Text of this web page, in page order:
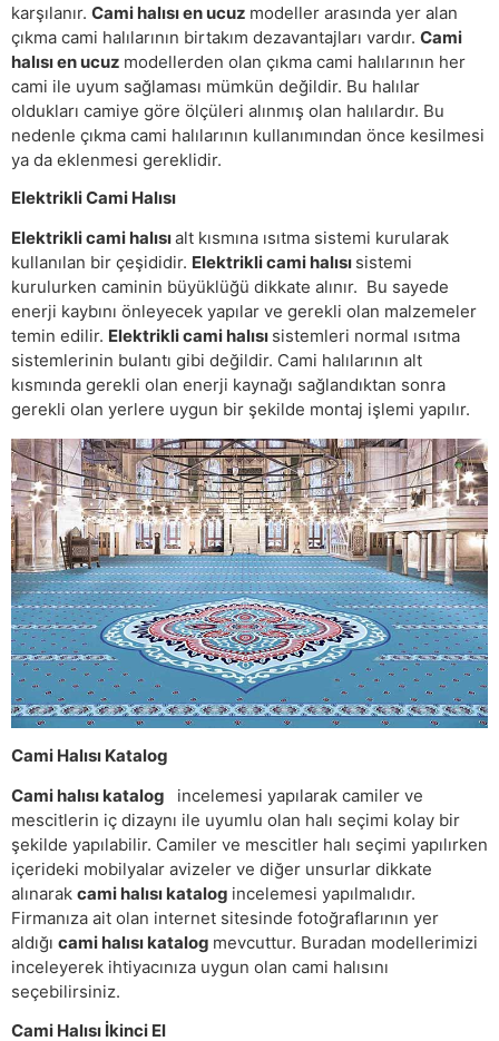
karşılanır. Cami halısı en ucuz modeller arasında yer alan
çıkma cami halılarının birtakım dezavantajları vardır. Cami
halısı en ucuz modellerden olan çıkma cami halılarının her
cami ile uyum sağlaması mümkün değildir. Bu halılar
oldukları camiye göre ölçüleri alınmış olan halılardır. Bu
nedenle çıkma cami halılarının kullanımından önce kesilmesi
ya da eklenmesi gereklidir.
Elektrikli Cami Halısı
Elektrikli cami halısıalt kısmına ısıtma sistemi kurularak
kullanılan bir çeşididir. Elektrikli cami halısı sistemi
kurulurken caminin büyüklüğü dikkate alınır. Bu sayede
enerji kaybını önleyecek yapılar ve gerekli olan malzemeler
temin edilir. Elektrikli cami halısı sistemleri normal ısıtma
sistemlerinin bulantı gibi değildir. Cami halılarının alt
kısmında gerekli olan enerji kaynağı sağlandıktan sonra
gerekli olan yerlere uygun bir şekilde montaj işlemi yapılır.
Cami Halısı Katalog
Cami halısı katalog
incelemesi yapılarak camiler ve
mescitlerin iç dizaynı ile uyumlu olan halı seçimi kolay bir
şekilde yapılabilir. Camiler ve mescitler halı seçimi yapılırken
içerideki mobilyalar avizeler ve diğer unsurlar dikkate
alınarak cami halısı katalog incelemesi yapılmalıdır.
Firmanıza ait olan internet sitesinde fotoğraflarının yer
aldığı cami halısı katalog mevcuttur. Buradan modellerimizi
inceleyerek ihtiyacınıza uygun olan cami halısını
seçebilirsiniz.
Cami Halısı İkinci El